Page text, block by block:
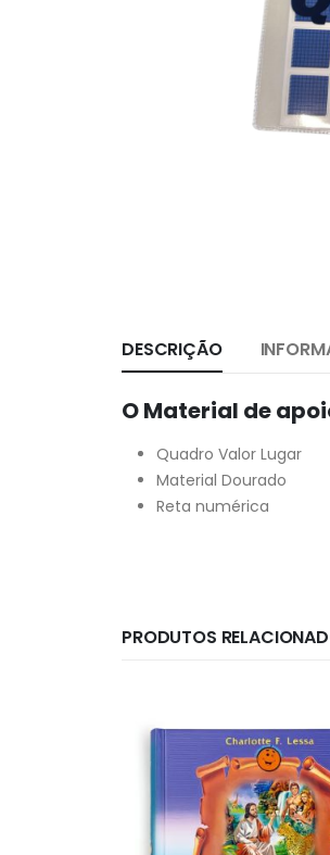
DESCRIÇÃO
O Material de
Quadro Valor Lugar
Material Dourado
Reta numérica
PRODUTOS